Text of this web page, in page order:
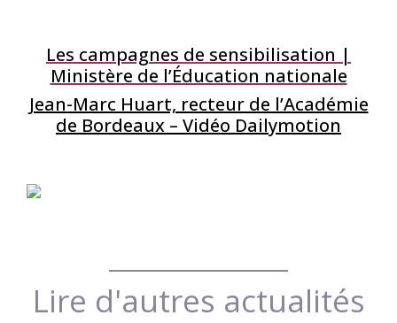
Les campagnes de sensibilisation |
Ministère de l’Éducation nationale
Jean-Marc Huart, recteur de l’Académie
de Bordeaux – Vidéo Dailymotion
Lire d'autres actualités